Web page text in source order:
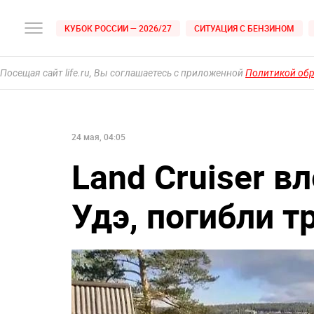
КУБОК РОССИИ — 2026/27 СИТУАЦИЯ С БЕНЗИНОМ
Посещая сайт life.ru, Вы соглашаетесь с приложеннойПолитикой
24 мая, 04:05
Land Cruiser
Удэ, погибли